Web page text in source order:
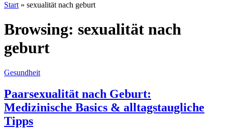
Start » sexualität nach geburt
Browsing: sexualität nach
geburt
Gesundheit
Paarsexualität nach Geburt:
Medizinische Basics & alltagstaugliche
Tipps